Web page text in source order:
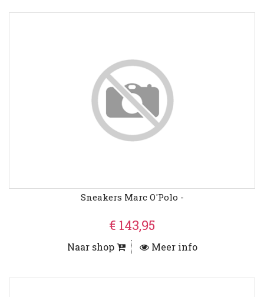
Sneakers Marc O'Polo -
€ 143,95
Naar shop Meer info